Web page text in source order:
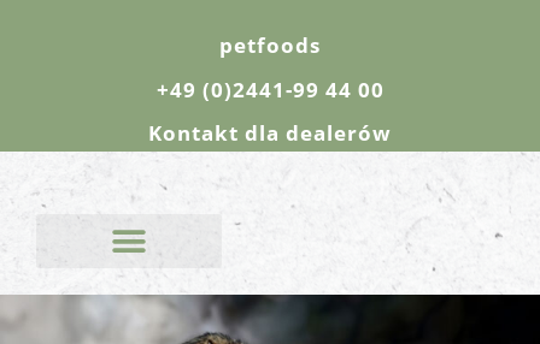
petfoods
+49 (0)2441-99 44 00
Kontakt dla dealerów